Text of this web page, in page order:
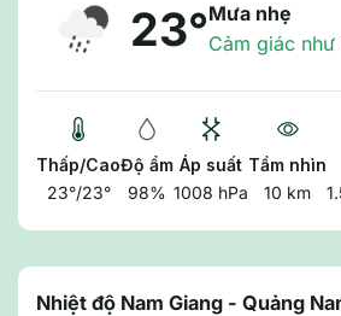
23°Mưa nhẹ
Cảm giác như
Thấp/Cao
23°/23°
Độ ẩm
98%
Áp suất
1008 hPa
Tầm nhìn
10 km
Nhiệt độ Nam Giang - Quảng